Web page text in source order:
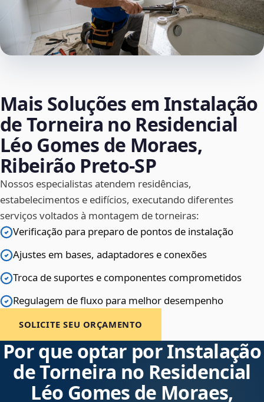
Mais Soluções em Instalação
de Torneira no Residencial
Léo Gomes de Moraes,
Ribeirão Preto‑SP
Nossos especialistas atendem residências,
estabelecimentos e edifícios, executando diferentes
serviços voltados à montagem de torneiras:
Verificação para preparo de pontos de instalação
Ajustes em bases, adaptadores e conexões
Troca de suportes e componentes comprometidos
Regulagem de fluxo para melhor desempenho
SOLICITE SEU ORÇAMENTO
Por que optar por Instalação
de Torneira no Residencial
Léo Gomes de Moraes,